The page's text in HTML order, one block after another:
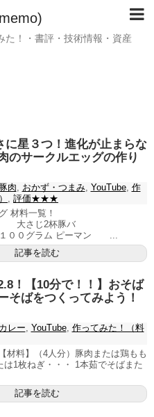
た！・書評・技術情報・資産
に星３つ！進化が止まらな
のサークルエッグの作り
豚肉 おかず・つまみ, YouTube, 作
評価★★★
材料一覧！
2杯豚バ
ラム ピーマン ...
記事を読む
！【10分で！！】おそば
そばをつくってみよう！
カレー YouTube, 作ってみた！（料
材料】（4人分）豚肉または鶏もも
は1枚ねぎ・・・ 1本茹でそばまた
記事を読む